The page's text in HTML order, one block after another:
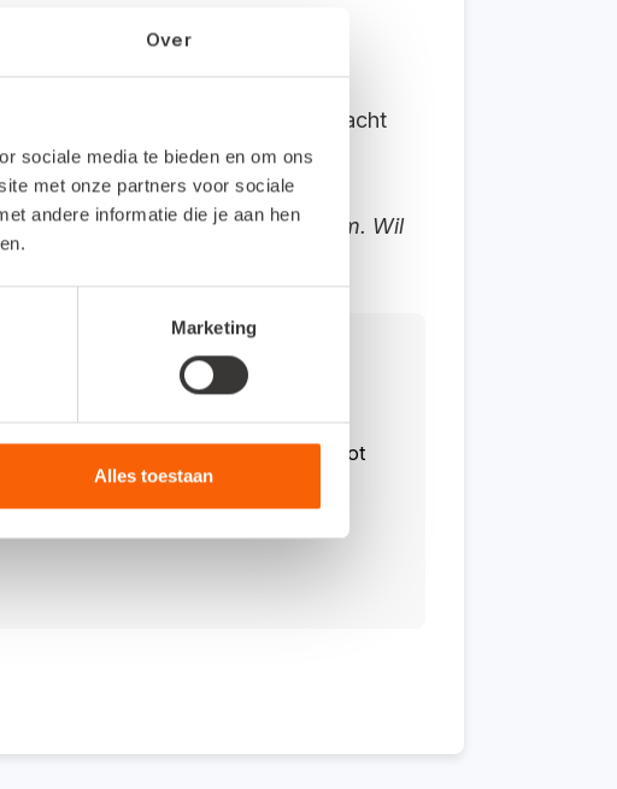
Over
sociale media te bieden en om ons
met onze partners voor sociale
andere informatie die je aan hen
Marketing
Alles toestaan
Web.
, waarbij winst de meeste aandacht
volgen via Snelstart Web."
is in het magazine Aangenaam. Wil
en optimaal inzicht in je cijfers tot
bedrijf past.